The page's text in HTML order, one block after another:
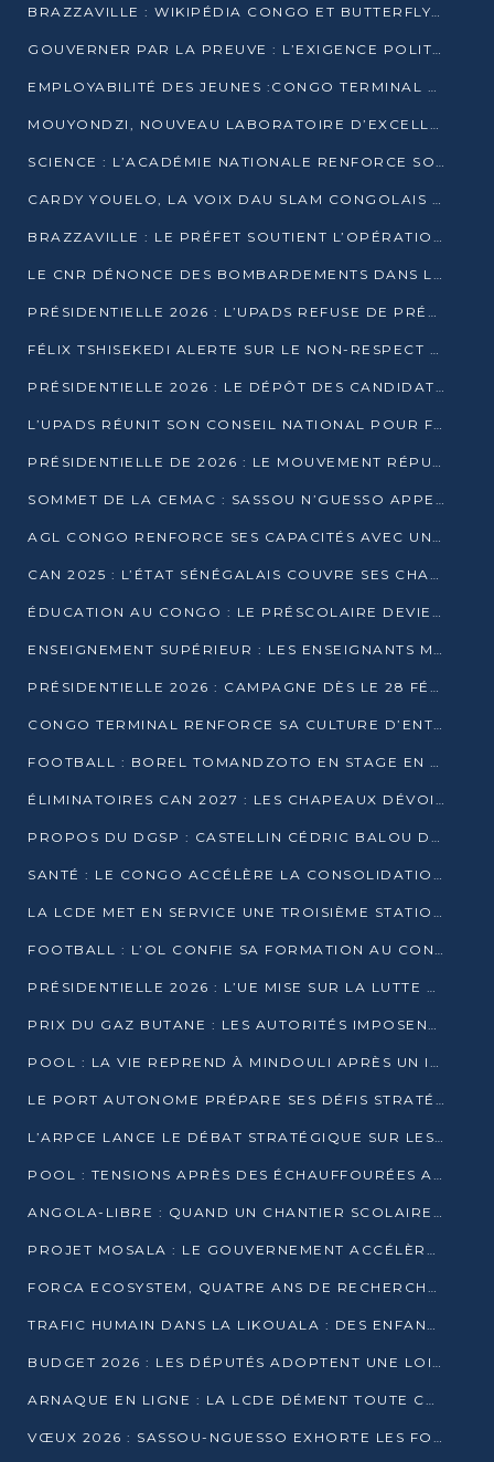
BRAZZAVILLE : WIKIPÉDIA CONGO ET BUTTERFLY SCELLENT UN PARTENARIAT POUR STRUCTURER LE BÉNÉVOLAT NUMÉRIQUE
GOUVERNER PAR LA PREUVE : L’EXIGENCE POLITIQUE DU XXIᵉ SIÈCLE
EMPLOYABILITÉ DES JEUNES :CONGO TERMINAL S’ALLIE À L’ESCIC POUR RAPPROCHER L’ÉCOLE DU TERRAIN
MOUYONDZI, NOUVEAU LABORATOIRE D’EXCELLENCE PÉDAGOGIQUE AVEC L’ENFICE
SCIENCE : L’ACADÉMIE NATIONALE RENFORCE SON ÉQUIPE ET TRACE SA FEUILLE DE ROUTE 2026
CARDY YOUELO, LA VOIX DAU SLAM CONGOLAIS QUI INTERPELLE LE MONDE
BRAZZAVILLE : LE PRÉFET SOUTIENT L’OPÉRATION « ZÉRO KULUNA » ET APPELLE À LA VIGILANCE CITOYENNE
LE CNR DÉNONCE DES BOMBARDEMENTS DANS LE POOL ET ACCUSE LE GOUVERNEMENT
PRÉSIDENTIELLE 2026 : L’UPADS REFUSE DE PRÉSENTER UN CANDIDAT ET DÉNONCE UN PROCESSUS NON CRÉDIBLE
FÉLIX TSHISEKEDI ALERTE SUR LE NON-RESPECT DES ENGAGEMENTS DE PAIX APRÈS SA RENCONTRE AVEC D. SASSOU-NGUESSO
PRÉSIDENTIELLE 2026 : LE DÉPÔT DES CANDIDATURES OUVERT DU 29 JANVIER AU 12 FÉVRIER
L’UPADS RÉUNIT SON CONSEIL NATIONAL POUR FIXER SA LIGNE POLITIQUE À DEUX MOIS DE LA PRÉSIDENTIELLE
PRÉSIDENTIELLE DE 2026 : LE MOUVEMENT RÉPUBLICAIN DÉNONCE UNE CONVOCATION ÉLECTORALE « OPAQUE ET PRÉCIPITÉE »
SOMMET DE LA CEMAC : SASSOU N’GUESSO APPELLE À LA VIGILANCE FACE AUX RISQUES ÉCONOMIQUES
AGL CONGO RENFORCE SES CAPACITÉS AVEC UNE GRUE DE 250 TONNES
CAN 2025 : L’ÉTAT SÉNÉGALAIS COUVRE SES CHAMPIONS D’AFRIQUE DE RÉCOMPENSES EXCEPTIONNELLES
ÉDUCATION AU CONGO : LE PRÉSCOLAIRE DEVIENT OBLIGATOIRE, LE BTS CONSACRÉ DIPLÔME D’ÉTAT
ENSEIGNEMENT SUPÉRIEUR : LES ENSEIGNANTS MAINTIENNENT LA GRÈVE ET EXIGENT UN ACCORD ÉCRIT AVEC L’ÉTAT
PRÉSIDENTIELLE 2026 : CAMPAGNE DÈS LE 28 FÉVRIER, SCRUTIN LES 12 ET 15 MARS
CONGO TERMINAL RENFORCE SA CULTURE D’ENTREPRISE AVEC LE PROGRAMME « WIN TOGETHER »
FOOTBALL : BOREL TOMANDZOTO EN STAGE EN ESPAGNE AVEC POLISSYA FC
ÉLIMINATOIRES CAN 2027 : LES CHAPEAUX DÉVOILÉS, LE CONGO FIXÉ SUR SON SORT
PROPOS DU DGSP : CASTELLIN CÉDRIC BALOU DÉNONCE DES PROPOS INTIMIDANTS
SANTÉ : LE CONGO ACCÉLÈRE LA CONSOLIDATION DE L’OFFRE DE SOINS
LA LCDE MET EN SERVICE UNE TROISIÈME STATION D’EAU POTABLE À MFILOU
FOOTBALL : L’OL CONFIE SA FORMATION AU CONGOLAIS CHRISTIAN BASSILA
PRÉSIDENTIELLE 2026 : L’UE MISE SUR LA LUTTE CONTRE LA DÉSINFORMATION
PRIX DU GAZ BUTANE : LES AUTORITÉS IMPOSENT LE RESPECT DES PRIX RÉGLEMENTÉS
POOL : LA VIE REPREND À MINDOULI APRÈS UN INCIDENT ARMÉ SUR LA RN1
LE PORT AUTONOME PRÉPARE SES DÉFIS STRATÉGIQUES DE 2026
L’ARPCE LANCE LE DÉBAT STRATÉGIQUE SUR LES DONNÉES, L’IA ET LA FINANCE NUMÉRIQUE AU CONGO
POOL : TENSIONS APRÈS DES ÉCHAUFFOURÉES ARMÉES ENTRE DGSP ET EX-MILICIENS NINJA
ANGOLA-LIBRE : QUAND UN CHANTIER SCOLAIRE DEVIENT LE MIROIR D’UN CONGO EN MOUVEMENT
PROJET MOSALA : LE GOUVERNEMENT ACCÉLÈRE L’INSERTION DES JEUNES EN 2026
FORCA ECOSYSTEM, QUATRE ANS DE RECHERCHE DE TERRAIN AVANT UN LANCEMENT OFFICIEL EN 2026
TRAFIC HUMAIN DANS LA LIKOUALA : DES ENFANTS AUTOCHTONES RÉDUITS AU TRAVAIL FORCÉ
BUDGET 2026 : LES DÉPUTÉS ADOPTENT UNE LOI DES FINANCES DE PLUS DE 2500 MILLIARDS FCFA
ARNAQUE EN LIGNE : LA LCDE DÉMENT TOUTE CAMPAGNE DE RECRUTEMENT
VŒUX 2026 : SASSOU-NGUESSO EXHORTE LES FORCES VIVES À RENFORCER L’UNITÉ